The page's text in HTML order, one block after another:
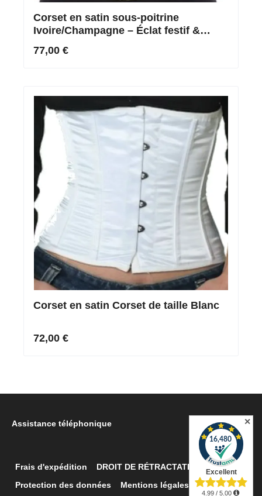
Corset en satin sous-poitrine
Ivoire/Champagne – Éclat festif &
77,00 €
Corset en satin Corset de taille Blanc
72,00 €
Assistance téléphonique
Frais d'expédition DROIT DE RÉTRACTATION
Retour
Protection des données
Mentions légales Contacter
✕